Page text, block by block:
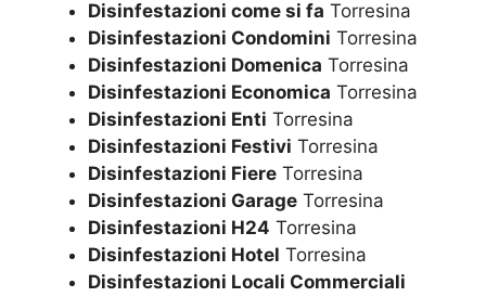
Disinfestazioni come si fa Torresina
Disinfestazioni Condomini Torresina
Disinfestazioni Domenica Torresina
Disinfestazioni Economica Torresina
Disinfestazioni Enti Torresina
Disinfestazioni Festivi Torresina
Disinfestazioni Fiere Torresina
Disinfestazioni Garage Torresina
Disinfestazioni H24 Torresina
Disinfestazioni Hotel Torresina
Disinfestazioni Locali Commerciali